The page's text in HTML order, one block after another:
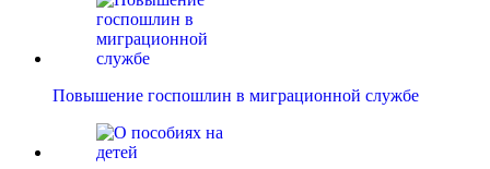
Повышение госпошлин в миграционной службе